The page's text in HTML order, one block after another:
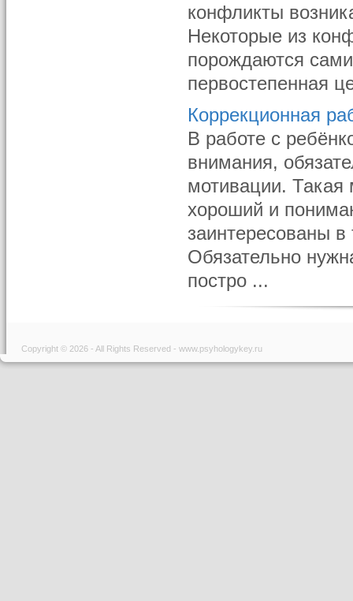
конфликты
Некоторые из
порождаются
первостепенная
Коррекционная
В работе с
внимания,
мотивации. Такая
хороший и
заинтересованы
Обязательно
постро ...
Copyright © 2026 - All Rights Reserved - www.psyhologykey.ru